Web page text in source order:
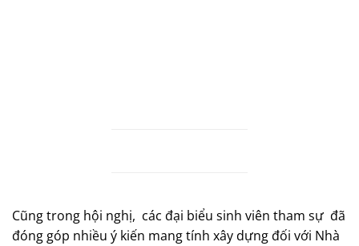
Cũng trong hội nghị, các đại biểu sinh viên tham sự đã
đóng góp nhiều ý kiến mang tính xây dựng đối với Nhà